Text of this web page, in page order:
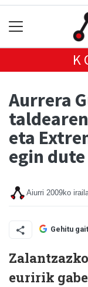
Aurrera
eta
egin dute
Aiurri 2009ko
Gehitu
euririk